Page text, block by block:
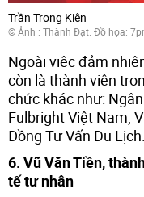
Trần Trọng Kiên
© Ảnh : Thành Đạt. Đồ họa:
Ngoài việc đảm
còn là thành viên
chức khác như:
Fulbright Việt Nam,
Đồng Tư Vấn Du Lịch.
6. Vũ Văn Tiền,
tế tư nhân